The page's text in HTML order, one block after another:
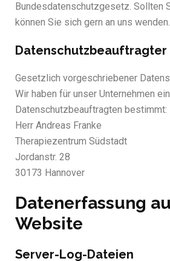
Bundesdatenschutzgesetz. Sollten
können Sie sich gern an uns wenden.
Datenschutzbeauftragter
Gesetzlich vorgeschriebener
Wir haben für unser Unternehmen
Datenschutzbeauftragten bestimmt:
Herr Andreas Franke
Therapiezentrum Südstadt
Jordanstr. 28
30173 Hannover
Datenerfassung
Website
Server-Log-Dateien